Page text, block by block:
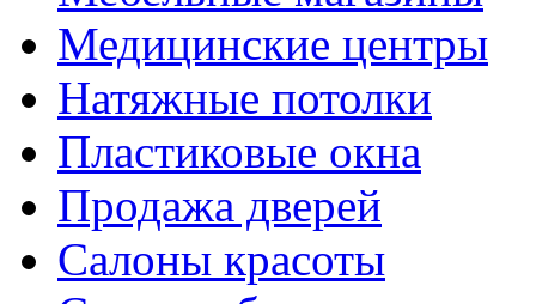
Медицинские центры
Натяжные потолки
Пластиковые окна
Продажа дверей
Салоны красоты